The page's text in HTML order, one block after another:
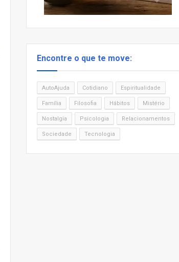
Encontre o que te move:
AutoAjuda Cotidiano Espiritualidade
Família Filosofia Hábitos Mistério
Nostalgia Psicologia Relacionamentos
Sociedade Tecnologia